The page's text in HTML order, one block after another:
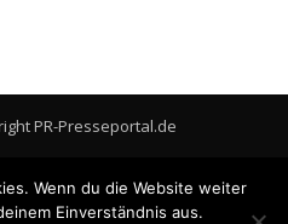
PR-Presseportal.de
Cookie-Richtlinie (EU)
Wenn du die Website weiter
Einverständnis aus.